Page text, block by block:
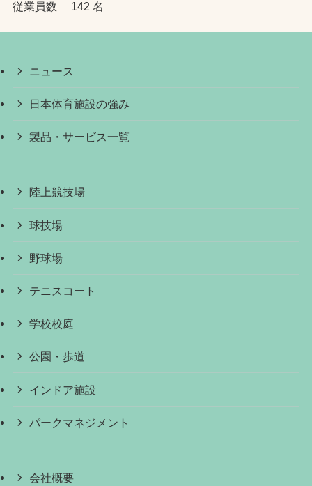
従業員数 142 名
ニュース
日本体育施設の強み
製品・サービス一覧
陸上競技場
球技場
野球場
テニスコート
学校校庭
公園・歩道
インドア施設
パークマネジメント
会社概要